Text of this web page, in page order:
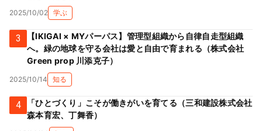
2025/10/02 学ぶ
3
【IKIGAI × MYパーパス】管理型組織から自律自走型組織
へ。緑の地球を守る会社は愛と自由で育まれる（株式会社
Green prop 川添克子）
2025/10/14 知る
4
「ひとづくり」こそが働きがいを育てる（三和建設株式会社
森本育宏、丁舞香）